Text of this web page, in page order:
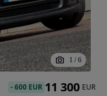
1 / 6
-600 EUR 11 300 EUR